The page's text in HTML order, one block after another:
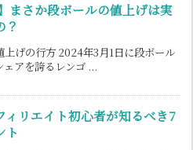
まさか段ボールの値上げは実
？
上げの行方 2024年3月1日に段ボール
ェアを誇るレンゴ ...
ィリエイト初心者が知るべき7
ト